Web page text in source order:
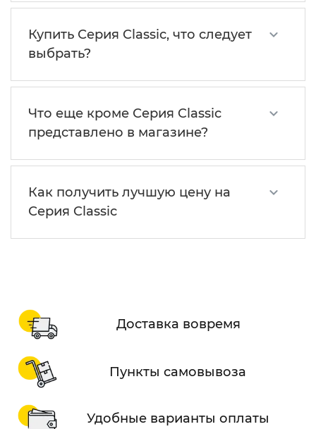
Купить Серия Classic, что следует
выбрать?
Что еще кроме Серия Classic
представлено в магазине?
Как получить лучшую цену на
Серия Classic
Доставка вовремя
Пункты самовывоза
Удобные варианты оплаты